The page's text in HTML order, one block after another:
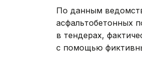
По данным
асфальтобетонных
в тендерах,
с помощью